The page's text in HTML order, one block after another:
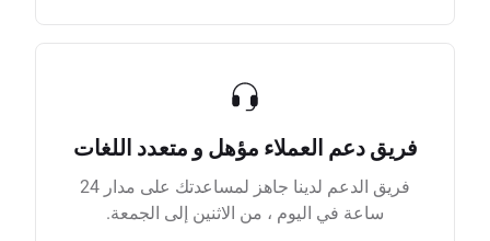
فريق دعم العملاء مؤهل و متعدد اللغات
فريق الدعم لدينا جاهز لمساعدتك على مدار 24
ساعة في اليوم ، من الاثنين إلى الجمعة.